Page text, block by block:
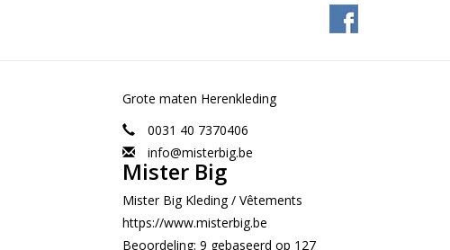
Grote maten Herenkleding
0031 40 7370406
info@misterbig.be
Mister Big
Mister Big Kleding / Vêtements
https://www.misterbig.be
Beoordeling: 9 gebaseerd op 127